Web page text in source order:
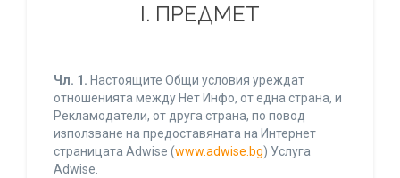
І. ПРЕДМЕТ
Чл. 1. Настоящите Общи условия уреждат
отношенията между Нет Инфо, от една страна, и
Рекламодатели, от друга страна, по повод
използване на предоставяната на Интернет
страницата Adwise (www.adwise.bg) Услуга
Adwise.